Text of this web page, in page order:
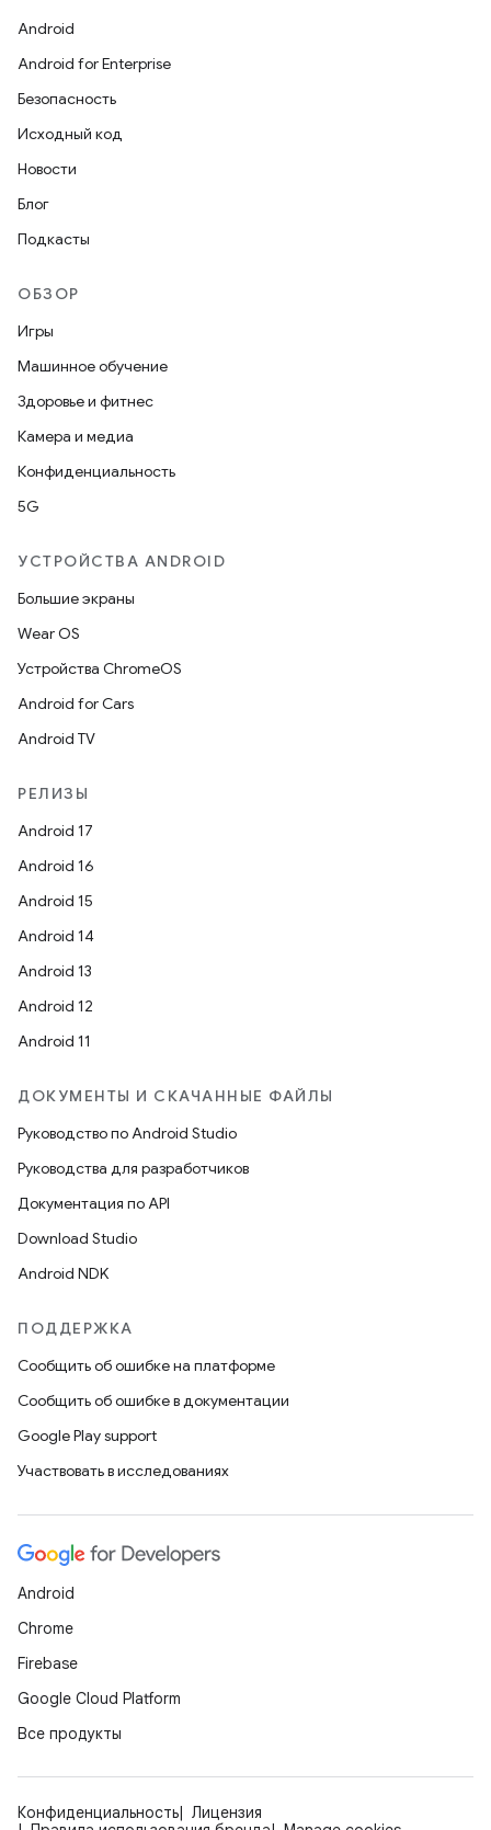
Android
Android for Enterprise
Безопасность
Исходный код
Новости
Блог
Подкасты
ОБЗОР
Игры
Машинное обучение
Здоровье и фитнес
Камера и медиа
Конфиденциальность
5G
УСТРОЙСТВА ANDROID
Большие экраны
Wear OS
Устройства ChromeOS
Android for Cars
Android TV
РЕЛИЗЫ
Android 17
Android 16
Android 15
Android 14
Android 13
Android 12
Android 11
ДОКУМЕНТЫ И СКАЧАННЫЕ ФАЙЛЫ
Руководство по Android Studio
Руководства для разработчиков
Документация по API
Download Studio
Android NDK
ПОДДЕРЖКА
Сообщить об ошибке на платформе
Сообщить об ошибке в документации
Google Play support
Участвовать в исследованиях
Android
Chrome
Firebase
Google Cloud Platform
Все продукты
Конфиденциальность
Лицензия